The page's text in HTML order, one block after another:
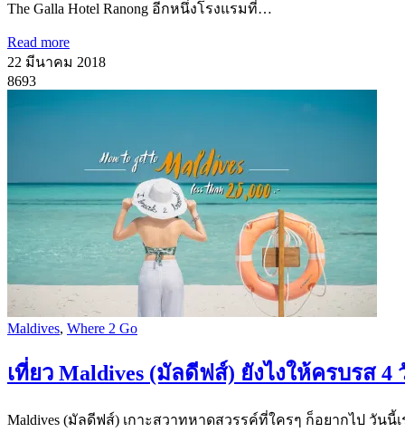
The Galla Hotel Ranong อีกหนึ่งโรงแรมที่…
Read more
22 มีนาคม 2018
8693
Maldives, Where 2 Go
เที่ยว Maldives (มัลดีฟส์) ยังไงให้ครบรส 4
Maldives (มัลดีฟส์) เกาะสวาทหาดสวรรค์ที่ใครๆ ก็อยากไป วัน